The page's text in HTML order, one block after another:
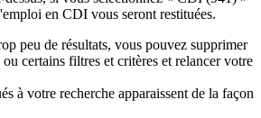
en CDI vous seront restituées.
peu de résultats, vous pouvez supprimer
certains filtres et critères et relancer votre
à votre recherche apparaissent de la façon